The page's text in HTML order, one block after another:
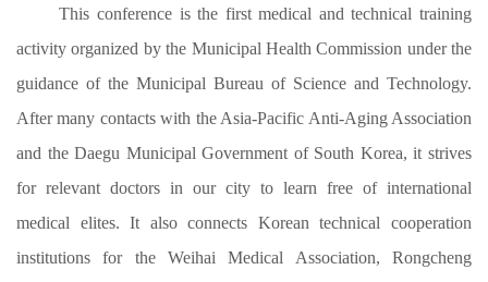
This conference is the first medical and technical training
activity organized by the Municipal Health Commission under the
guidance of the Municipal Bureau of Science and Technology.
After many contacts with the Asia-Pacific Anti-Aging Association
and the Daegu Municipal Government of South Korea, it strives
for relevant doctors in our city to learn free of international
medical elites. It also connects Korean technical cooperation
institutions for the Weihai Medical Association, Rongcheng